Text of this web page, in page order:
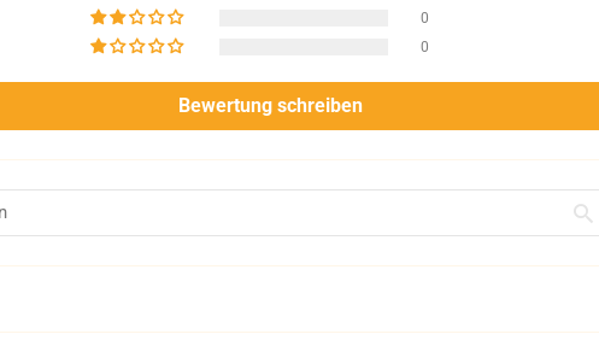
0
0
Bewertung schreiben